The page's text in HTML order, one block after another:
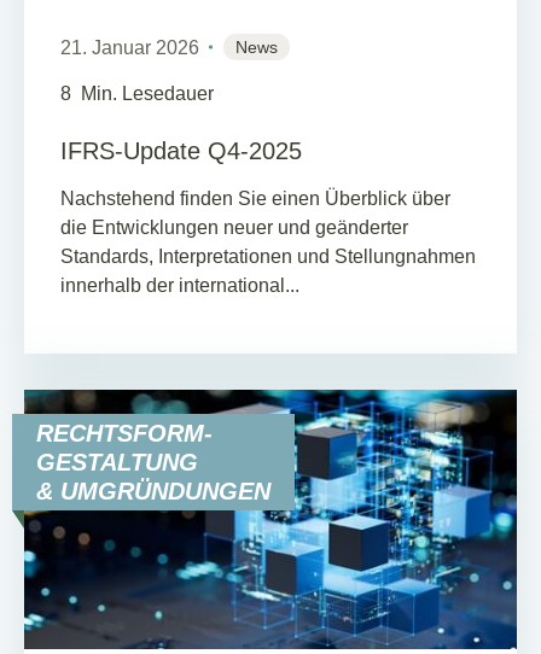
21. Januar 2026 News
8 Min. Lesedauer
IFRS-Update Q4-2025
Nachstehend finden Sie einen Überblick über
die Entwicklungen neuer und geänderter
Standards, Interpretationen und Stellungnahmen
innerhalb der international...
RECHTSFORM-
GESTALTUNG
& UMGRÜNDUNGEN